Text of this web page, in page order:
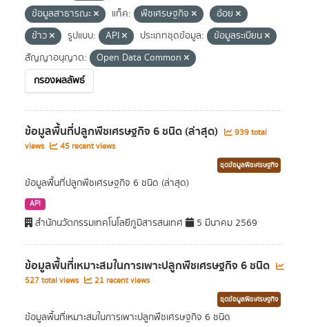
ข้อมูลสาธารณะ
แท็ค: พืชเศรษฐกิจ
อ้อย
ข้าว
รูปแบบ: API ประเภทชุดข้อมูล:
ข้อมูลระเบียน
สัญญาอนุญาต:
Open Data Common
กรองผลลัพธ์
ข้อมูลพื้นที่ปลูกพืชเศรษฐกิจ 6 ชนิด (ล่าสุด)
939 total
views
45 recent views
ชุดข้อมูลพืชเศรษฐกิจ
ข้อมูลพื้นที่ปลูกพืชเศรษฐกิจ 6 ชนิด (ล่าสุด)
API
สำนักนวัตกรรมเทคโนโลยีภูมิสารสนเทศ 5 มีนาคม 2569
ข้อมูลพื้นที่เหมาะสมในการเพาะปลูกพืชเศรษฐกิจ 6 ชนิด
527 total views 21 recent views
ชุดข้อมูลพืชเศรษฐกิจ
ข้อมูลพื้นที่เหมาะสมในการเพาะปลูกพืชเศรษฐกิจ 6 ชนิด